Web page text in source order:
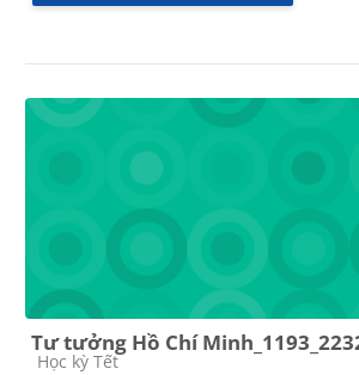
Tư tưởng Hồ Chí
Course category
Học kỳ Tết